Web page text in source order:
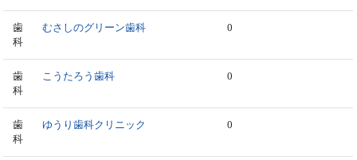
歯
科
むさしのグリーン歯科 0
歯
科
こうたろう歯科 0
歯
科
ゆうり歯科クリニック 0